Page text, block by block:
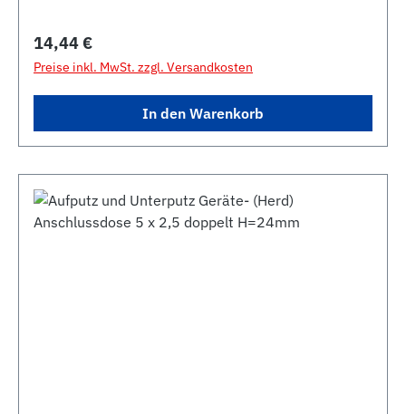
Regulärer Preis:
14,44 €
Preise inkl. MwSt. zzgl. Versandkosten
In den Warenkorb